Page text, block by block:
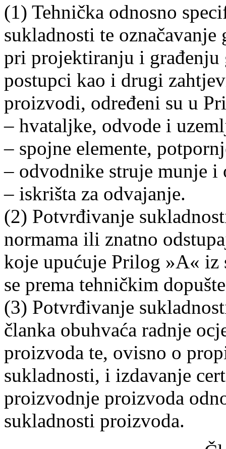
(1) Tehnička odnosno
sukladnosti te
pri projektiranju i
postupci kao i drugi
proizvodi, određeni su u
– hvataljke, odvode i
– spojne elemente,
– odvodnike struje munje i
– iskrišta za odvajanje.
(2) Potvrđivanje
normama ili znatno
koje upućuje Prilog »A« iz
se prema tehničkim
(3) Potvrđivanje
članka obuhvaća radnje
proizvoda te, ovisno o
sukladnosti, i izdavanje
proizvodnje proizvoda
sukladnosti proizvoda.